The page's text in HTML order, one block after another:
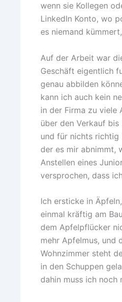
wenn sie Kollegen
LinkedIn Konto, wo
es niemand
Auf der Arbeit war
Geschäft eigentlich
genau abbilden
kann ich auch kein
in der Firma zu viele
über den Verkauf
und für nichts richtig
der es mir abnimmt,
Anstellen eines
versprochen, dass
Ich ersticke in
einmal kräftig am
dem Apfelpflücker
mehr Apfelmus, und
Wohnzimmer steht
in den Schuppen
dahin muss ich noch